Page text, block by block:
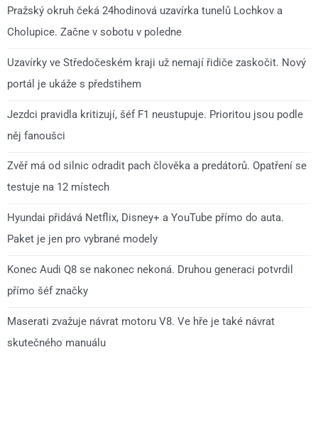
Pražský okruh čeká 24hodinová uzavírka tunelů Lochkov a
Cholupice. Začne v sobotu v poledne
Uzavírky ve Středočeském kraji už nemají řidiče zaskočit. Nový
portál je ukáže s předstihem
Jezdci pravidla kritizují, šéf F1 neustupuje. Prioritou jsou podle
něj fanoušci
Zvěř má od silnic odradit pach člověka a predátorů. Opatření se
testuje na 12 místech
Hyundai přidává Netflix, Disney+ a YouTube přímo do auta.
Paket je jen pro vybrané modely
Konec Audi Q8 se nakonec nekoná. Druhou generaci potvrdil
přímo šéf značky
Maserati zvažuje návrat motoru V8. Ve hře je také návrat
skutečného manuálu